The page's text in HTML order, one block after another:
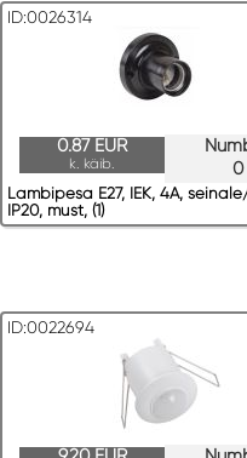
ID:0026314
0
0.87 EUR
k. käib.
Lambipesa E27, IEK, 4A,
IP20, must, (1)
ID:0022694